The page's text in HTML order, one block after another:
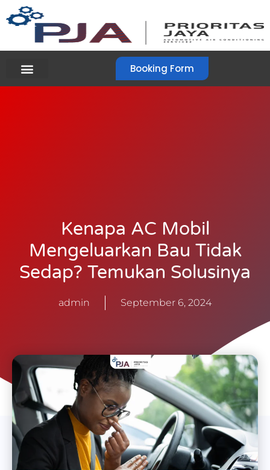
Booking Form
Kenapa AC Mobil
Mengeluarkan Bau Tidak
Sedap? Temukan Solusinya
admin September 6, 2024